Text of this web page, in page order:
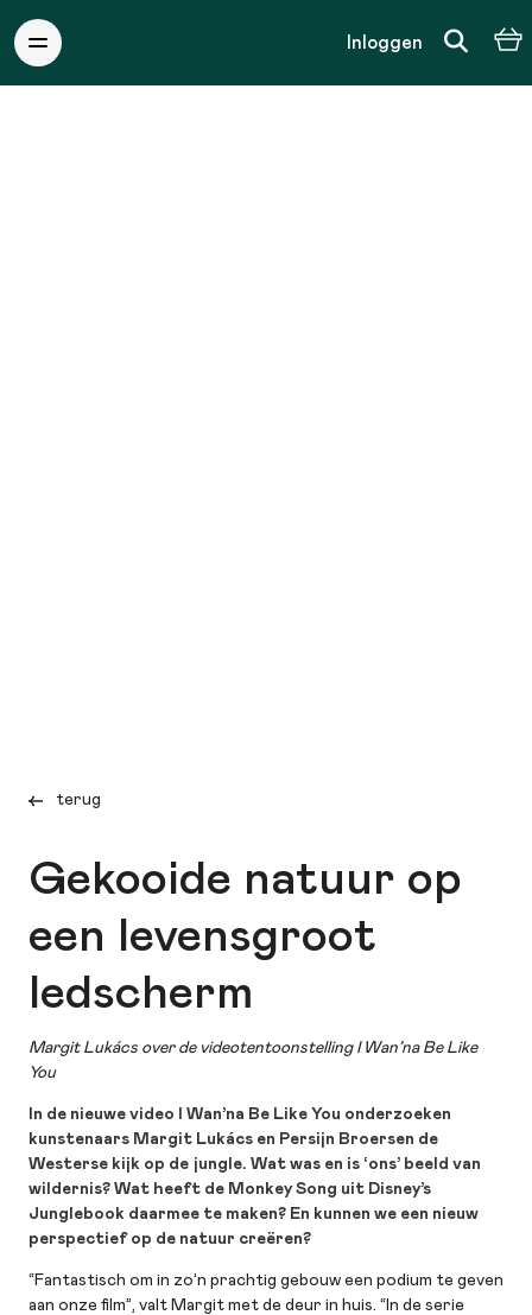
Inloggen
terug
Gekooide natuur op
een levensgroot
ledscherm
Margit Lukács over de videotentoonstelling I Wan’na Be Like
You
In de nieuwe video I Wan’na Be Like You onderzoeken
kunstenaars Margit Lukács en Persijn Broersen de
Westerse kijk op de jungle. Wat was en is ‘ons’ beeld van
wildernis? Wat heeft de Monkey Song uit Disney’s
Junglebook daarmee te maken? En kunnen we een nieuw
perspectief op de natuur creëren?
“Fantastisch om in zo’n prachtig gebouw een podium te geven
aan onze film”, valt Margit met de deur in huis. “In de serie